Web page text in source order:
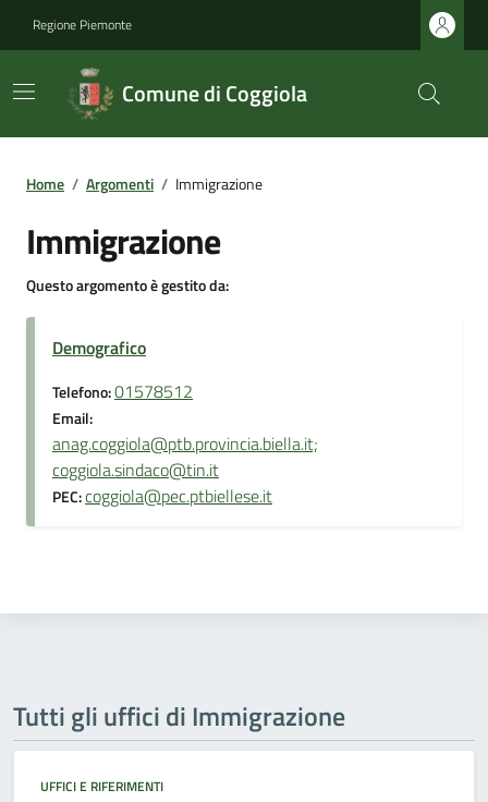
Regione Piemonte
Comune di Coggiola
Home / Argomenti / Immigrazione
Immigrazione
Questo argomento è gestito da:
Demografico
Telefono:01578512
Email:
anag.coggiola@ptb.provincia.biella.it;
coggiola.sindaco@tin.it
PEC:coggiola@pec.ptbiellese.it
Tutti gli uffici di Immigrazione
UFFICI E RIFERIMENTI